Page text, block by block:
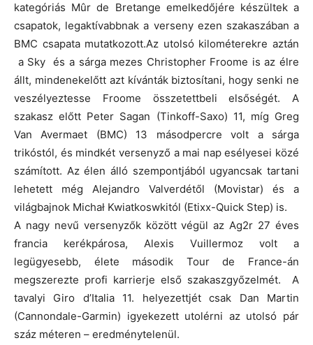
kategóriás Mûr de Bretange emelkedőjére készültek a
csapatok, legaktívabbnak a verseny ezen szakaszában a
BMC csapata mutatkozott.Az utolsó kilométerekre aztán
a Sky és a sárga mezes Christopher Froome is az élre
állt, mindenekelőtt azt kívánták biztosítani, hogy senki ne
veszélyeztesse Froome összetettbeli elsőségét. A
szakasz előtt Peter Sagan (Tinkoff-Saxo) 11, míg Greg
Van Avermaet (BMC) 13 másodpercre volt a sárga
trikóstól, és mindkét versenyző a mai nap esélyesei közé
számított. Az élen álló szempontjából ugyancsak tartani
lehetett még Alejandro Valverdétől (Movistar) és a
világbajnok Michał Kwiatkoswkitól (Etixx-Quick Step) is.
A nagy nevű versenyzők között végül az Ag2r 27 éves
francia kerékpárosa, Alexis Vuillermoz volt a
legügyesebb, élete második Tour de France-án
megszerezte profi karrierje első szakaszgyőzelmét. A
tavalyi Giro d’Italia 11. helyezettjét csak Dan Martin
(Cannondale-Garmin) igyekezett utolérni az utolsó pár
száz méteren – eredménytelenül.